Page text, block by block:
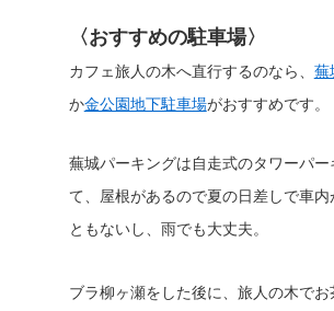
〈おすすめの駐車場〉
カフェ旅人の木へ直行するのなら、 蕪
か金公園地下駐車場がおすすめです。
蕪城パーキングは自走式のタワーパー
て、屋根があるので夏の日差しで車内
ともないし、雨でも大丈夫。
ブラ柳ヶ瀬をした後に、旅人の木でお